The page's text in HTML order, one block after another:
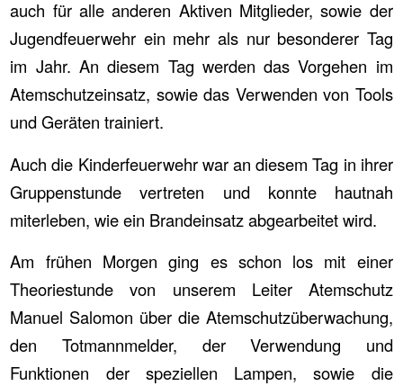
auch für alle anderen Aktiven Mitglieder, sowie der
Jugendfeuerwehr ein mehr als nur besonderer Tag
im Jahr. An diesem Tag werden das Vorgehen im
Atemschutzeinsatz, sowie das Verwenden von Tools
und Geräten trainiert.
Auch die Kinderfeuerwehr war an diesem Tag in ihrer
Gruppenstunde vertreten und konnte hautnah
miterleben, wie ein Brandeinsatz abgearbeitet wird.
Am frühen Morgen ging es schon los mit einer
Theoriestunde von unserem Leiter Atemschutz
Manuel Salomon über die Atemschutzüberwachung,
den Totmannmelder, der Verwendung und
Funktionen der speziellen Lampen, sowie die